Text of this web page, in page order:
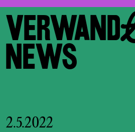
NEWS
2.5.2022